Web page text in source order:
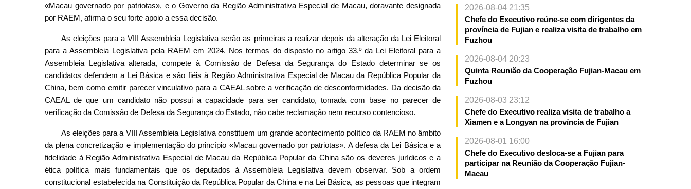
«Macau governado por patriotas», e o Governo da Região Administrativa Especial de Macau, doravante designada
por RAEM, afirma o seu forte apoio a essa decisão.
As eleições para a VIII Assembleia Legislativa serão as primeiras a realizar depois da alteração da Lei Eleitoral
para a Assembleia Legislativa pela RAEM em 2024. Nos termos do disposto no artigo 33.º da Lei Eleitoral para a
Assembleia Legislativa alterada, compete à Comissão de Defesa da Segurança do Estado determinar se os
candidatos defendem a Lei Básica e são fiéis à Região Administrativa Especial de Macau da República Popular da
China, bem como emitir parecer vinculativo para a CAEAL sobre a verificação de desconformidades. Da decisão da
CAEAL de que um candidato não possui a capacidade para ser candidato, tomada com base no parecer de
verificação da Comissão de Defesa da Segurança do Estado, não cabe reclamação nem recurso contencioso.
As eleições para a VIII Assembleia Legislativa constituem um grande acontecimento político da RAEM no âmbito
da plena concretização e implementação do princípio «Macau governado por patriotas». A defesa da Lei Básica e a
fidelidade à Região Administrativa Especial de Macau da República Popular da China são os deveres jurídicos e a
ética política mais fundamentais que os deputados à Assembleia Legislativa devem observar. Sob a ordem
constitucional estabelecida na Constituição da República Popular da China e na Lei Básica, as pessoas que integram
2026-08-04 21:35
Chefe do Executivo reúne-se com dirigentes da
província de Fujian e realiza visita de trabalho em
Fuzhou
2026-08-04 20:23
Quinta Reunião da Cooperação Fujian-Macau em
Fuzhou
2026-08-03 23:12
Chefe do Executivo realiza visita de trabalho a
Xiamen e a Longyan na província de Fujian
2026-08-01 16:00
Chefe do Executivo desloca-se a Fujian para
participar na Reunião da Cooperação Fujian-
Macau